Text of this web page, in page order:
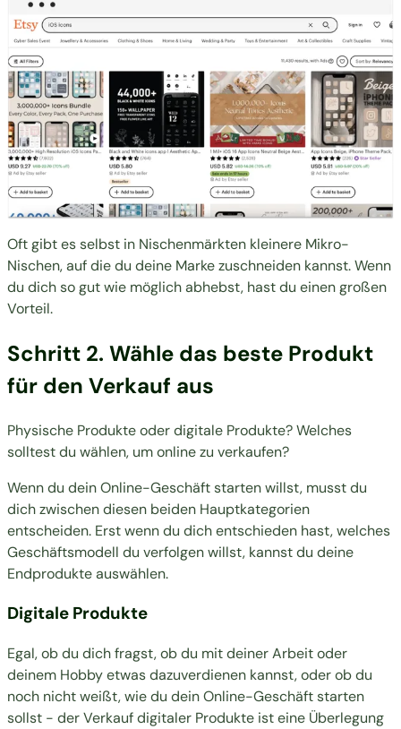
Oft gibt es selbst in Nischenmärkten kleinere Mikro-
Nischen, auf die du deine Marke zuschneiden kannst. Wenn
du dich so gut wie möglich abhebst, hast du einen großen
Vorteil.
Schritt 2. Wähle das beste Produkt
für den Verkauf aus
Physische Produkte oder digitale Produkte? Welches
solltest du wählen, um online zu verkaufen?
Wenn du dein Online-Geschäft starten willst, musst du
dich zwischen diesen beiden Hauptkategorien
entscheiden. Erst wenn du dich entschieden hast, welches
Geschäftsmodell du verfolgen willst, kannst du deine
Endprodukte auswählen.
Digitale Produkte
Egal, ob du dich fragst, ob du mit deiner Arbeit oder
deinem Hobby etwas dazuverdienen kannst, oder ob du
noch nicht weißt, wie du dein Online-Geschäft starten
sollst - derVerkaufdigitaler Produkte ist eine Überlegung